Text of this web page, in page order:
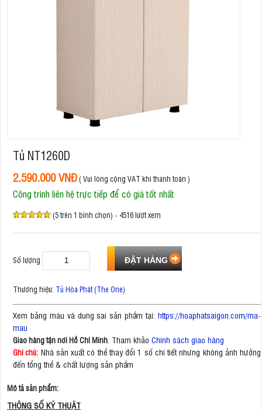
Tủ NT1260D
2.590.000 VNĐ( Vui lòng cộng VAT khi thanh toán )
Công trình liên hệ trực tiếp để có giá tốt nhất
(5 trên 1 bình chọn) - 4516 lượt xem
Số lượng
Thương hiệu: Tủ Hòa Phát (The One)
Xem bảng màu và dung sai sản phẩm tại: https://hoaphatsaigon.com/ma-
mau
Giao hàng tận nơi Hồ Chí Minh . Tham khảo Chính sách giao hàng
Ghi chú: Nhà sản xuất có thể thay đổi 1 số chi tiết nhưng không ảnh hưởng
đến tổng thể & chất lượng sản phẩm
Mô tả sản phẩm:
THÔNG SỐ KỸ THUẬT